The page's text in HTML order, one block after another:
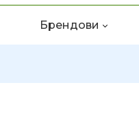
Брендови